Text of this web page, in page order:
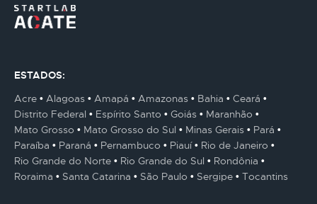
ESTADOS:
Acre
Alagoas Amapá Amazonas Bahia
Ceará
Distrito Federal
Espírito Santo Goiás
Maranhão
Mato Grosso
Mato Grosso do Sul Minas Gerais
Pará
Paraíba
Paraná Pernambuco Piauí
Rio de Janeiro
Rio Grande do Norte
Rio Grande do Sul
Rondônia
Roraima
Santa Catarina São Paulo Sergipe Tocantins